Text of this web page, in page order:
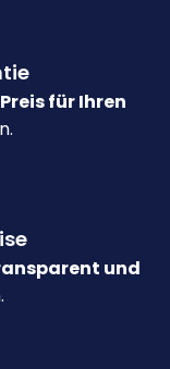
für Ihren
und